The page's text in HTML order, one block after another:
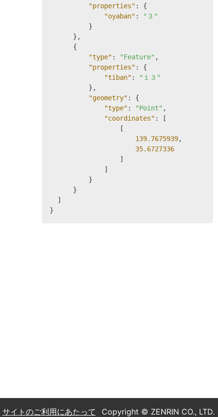
"properties" : {
"oyaban" :
"３"
          }
      },
      {
"type" : "Feature" ,
"properties" : {
"tiban" :
"１３"
          },
"geometry" : {
"type" : "Point" ,
"coordinates" : [
                  [
139.7675939,
35.6727336
                  ]
              ]
          }
      }
  ]
}
サイトのご利用にあたって
Copyright © ZENRIN CO., LTD.